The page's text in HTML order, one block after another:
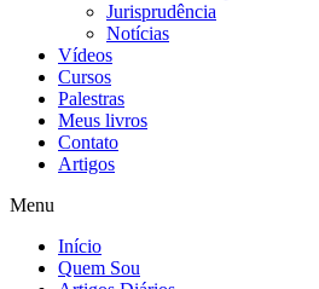
Jurisprudência
Notícias
Vídeos
Cursos
Palestras
Meus livros
Contato
Artigos
Menu
Início
Quem Sou